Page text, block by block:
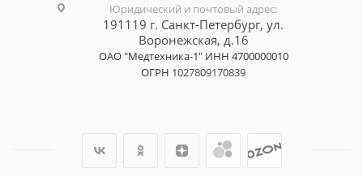
Юридический и почтовый адрес:
191119 г. Санкт-Петербург, ул.
Воронежская, д.16
ОАО "Медтехника-1" ИНН 4700000010
ОГРН 1027809170839